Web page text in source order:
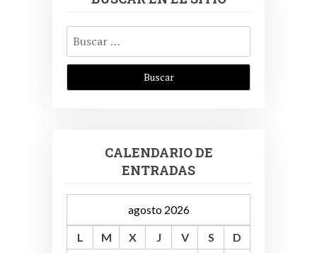
Buscar:
CALENDARIO DE
ENTRADAS
agosto 2026
L M X J V S
D